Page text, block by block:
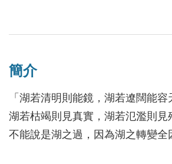
簡介
「湖若清明則能鏡，湖若遼闊能容
湖若枯竭則見真實，湖若氾濫則見
不能說是湖之過，因為湖之轉變全